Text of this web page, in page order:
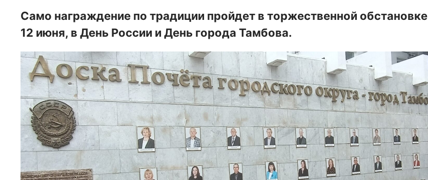
Само награждение по традиции пройдет в торжественной обстановке
12 июня, в День России и День города Тамбова.